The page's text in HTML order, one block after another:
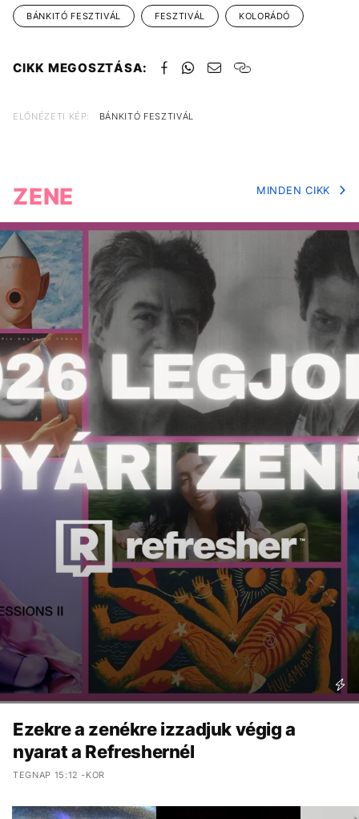
BÁNKITÓ FESZTIVÁL FESZTIVÁL KOLORÁDÓ
CIKK MEGOSZTÁSA:
ELŐNÉZETI KÉP: BÁNKITÓ FESZTIVÁL
ZENE MINDEN CIKK
Ezekre a zenékre izzadjuk végig a
nyarat a Refreshernél
TEGNAP 15:12 -KOR